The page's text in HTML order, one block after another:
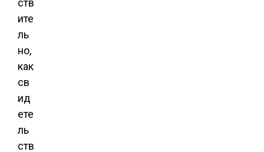
ите
ль
но,
как
св
ид
ете
ль
ств